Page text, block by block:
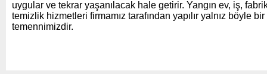
uygular ve tekrar yaşanılacak hale getirir. Yangın ev, iş,
temizlik hizmetleri firmamız tarafından yapılır yalnız böyle
temennimizdir.